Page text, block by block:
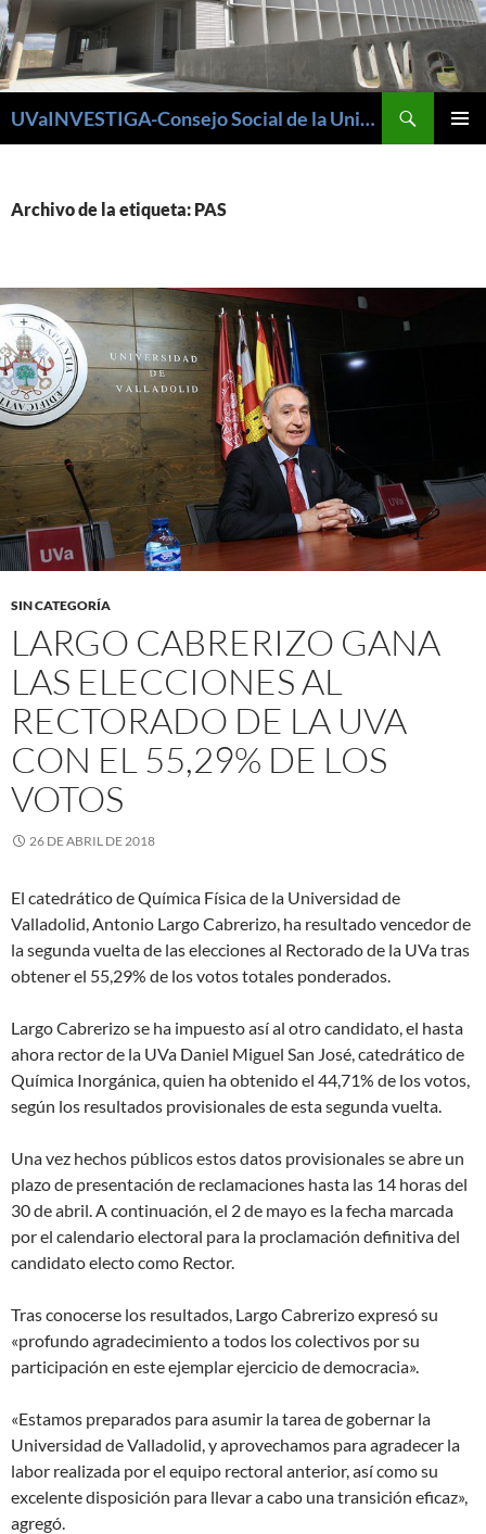
UVaINVESTIGA-Consejo Social de la Universidad de Valladolid
Archivo de la etiqueta: PAS
SIN CATEGORÍA
LARGO CABRERIZO GANA
LAS ELECCIONES AL
RECTORADO DE LA UVA
CON EL 55,29% DE LOS
VOTOS
26 DE ABRIL DE 2018
El catedrático de Química Física de la Universidad de
Valladolid, Antonio Largo Cabrerizo, ha resultado vencedor de
la segunda vuelta de las elecciones al Rectorado de la UVa tras
obtener el 55,29% de los votos totales ponderados.
Largo Cabrerizo se ha impuesto así al otro candidato, el hasta
ahora rector de la UVa Daniel Miguel San José, catedrático de
Química Inorgánica, quien ha obtenido el 44,71% de los votos,
según los resultados provisionales de esta segunda vuelta.
Una vez hechos públicos estos datos provisionales se abre un
plazo de presentación de reclamaciones hasta las 14 horas del
30 de abril. A continuación, el 2 de mayo es la fecha marcada
por el calendario electoral para la proclamación definitiva del
candidato electo como Rector.
Tras conocerse los resultados, Largo Cabrerizo expresó su
«profundo agradecimiento a todos los colectivos por su
participación en este ejemplar ejercicio de democracia».
«Estamos preparados para asumir la tarea de gobernar la
Universidad de Valladolid, y aprovechamos para agradecer la
labor realizada por el equipo rectoral anterior, así como su
excelente disposición para llevar a cabo una transición eficaz»,
agregó.